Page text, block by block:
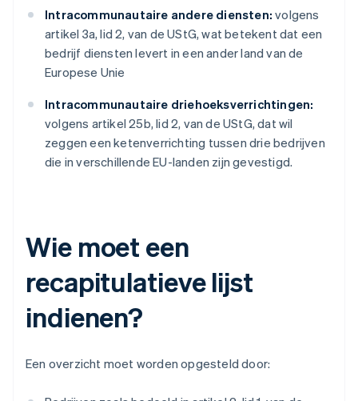
Intracommunautaire andere diensten: volgens
artikel 3a, lid 2, van de UStG, wat betekent dat een
bedrijf diensten levert in een ander land van de
Europese Unie
Intracommunautaire driehoeksverrichtingen:
volgens artikel 25b, lid 2, van de UStG, dat wil
zeggen een ketenverrichting tussen drie bedrijven
die in verschillende EU-landen zijn gevestigd.
Wie moet een
recapitulatieve lijst
indienen?
Een overzicht moet worden opgesteld door: